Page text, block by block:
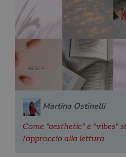
Martina Ostinelli
Come "aesthetic" e "vibes"
l'approccio alla lettura